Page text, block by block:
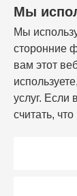
Мы
Мы
сторонние
вам этот
услуг.
считать,
info@i-